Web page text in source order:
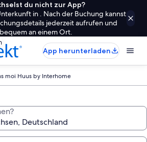
du nicht zur App?
in . Nach der Buchung kannst
jederzeit aufrufen und
an einem Ort.
App herunterladen
moi Huus by Interhome